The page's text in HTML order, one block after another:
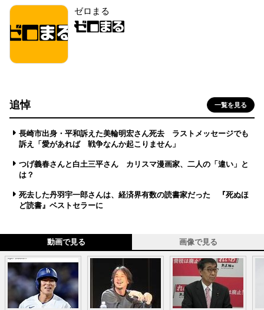
ゼロまる
追悼 一覧を見る
長崎市出身・平和訴えた美輪明宏さん死去 ラストメッセージでも
訴え「愛があれば 戦争なんか起こりません」
つげ義春さんと白土三平さん カリスマ漫画家、二人の「違い」と
は？
死去した丹羽宇一郎さんは、経済界有数の読書家だった 『死ぬほ
ど読書』ベストセラーに
動画で見る 画像で見る